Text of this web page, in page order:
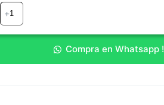
Pantalla
MOTO
G84
OLED
Compra en Whatsapp !